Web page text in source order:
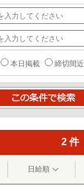
本日掲載 締切間近
2 件
日給順